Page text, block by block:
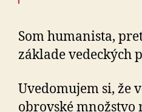
Som humanista,
základe vedeckých
Uvedomujem si, že
obrovské